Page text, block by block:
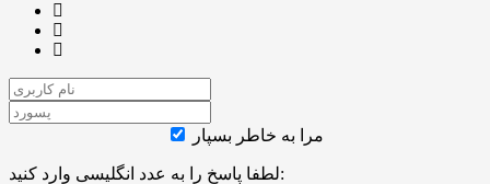
مرا به خاطر بسپار
لطفا پاسخ را به عدد انگلیسی وارد کنید: